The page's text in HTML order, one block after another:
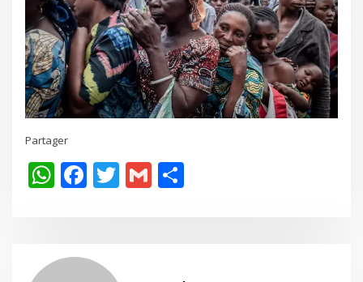
Partager
WhatsApp
Facebook
Twitter
Gmail